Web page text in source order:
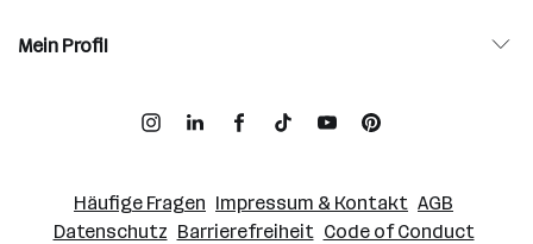
Mein Profil
Häufige Fragen Impressum & Kontakt AGB
Datenschutz Barrierefreiheit Code of Conduct